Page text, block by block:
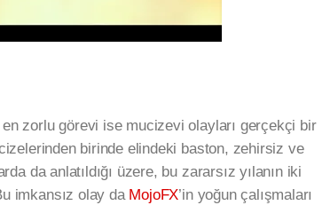
zorlu görevi ise mucizevi olayları gerçekçi bir
birinde elindeki baston, zehirsiz ve
da anlatıldığı üzere, bu zararsız yılanın iki
imkansız olay da MojoFX’in yoğun çalışmaları